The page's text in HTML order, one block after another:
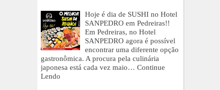
Hoje é dia de SUSHI no Hotel
SANPEDRO em Pedreiras!!
Em Pedreiras, no Hotel
SANPEDRO agora é possível
encontrar uma diferente opção
gastronômica. A procura pela culinária
japonesa está cada vez maio… Continue
Lendo